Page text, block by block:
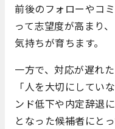
前後のフォローやコ
って志望度が高まり
気持ちが育ちます。
一方で、対応が遅れ
「人を大切にしてい
ンド低下や内定辞退
となった候補者にと